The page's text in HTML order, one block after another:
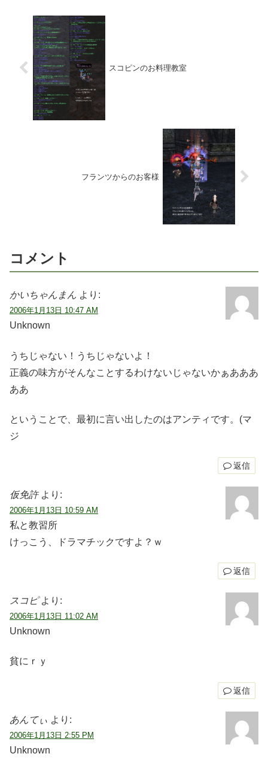
スコピンのお料理教室
フランツからのお客様
コメント
かいちゃんまん より:
2006年1月13日 10:47 AM
Unknown
うちじゃない！うちじゃないよ！
正義の味方がそんなことするわけないじゃないかぁあああ
ああ
ということで、最初に言い出したのはアンティです。(マ
ジ
返信
仮免許 より:
2006年1月13日 10:59 AM
私と教習所
けっこう、ドラマチックですよ？ｗ
返信
スコピ より:
2006年1月13日 11:02 AM
Unknown
貧にｒｙ
返信
あんてぃ より:
2006年1月13日 2:55 PM
Unknown